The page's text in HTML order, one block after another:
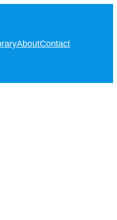
AboutContact